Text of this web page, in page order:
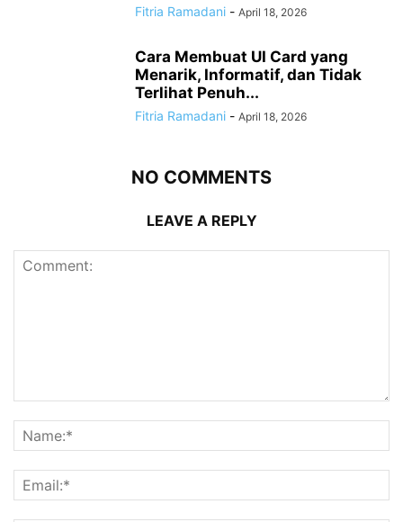
Fitria Ramadani - April 18, 2026
Cara Membuat UI Card yang
Menarik, Informatif, dan Tidak
Terlihat Penuh...
Fitria Ramadani - April 18, 2026
NO COMMENTS
LEAVE A REPLY